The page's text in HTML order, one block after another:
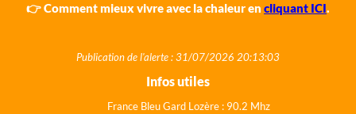
👉 Comment mieux vivre avec la chaleur en cliquant ICI.
Publication de l'alerte : 31/07/2026 20:13:03
Infos utiles
France Bleu Gard Lozère : 90.2 Mhz